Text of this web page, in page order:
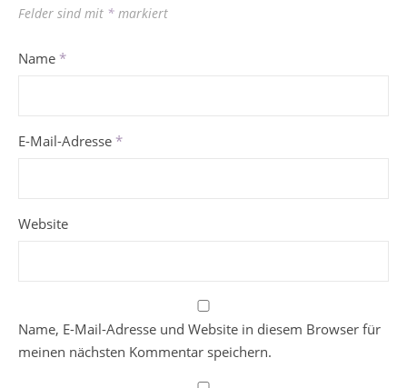
Felder sind mit * markiert
Name *
E-Mail-Adresse *
Website
Name, E-Mail-Adresse und Website in diesem Browser für
meinen nächsten Kommentar speichern.